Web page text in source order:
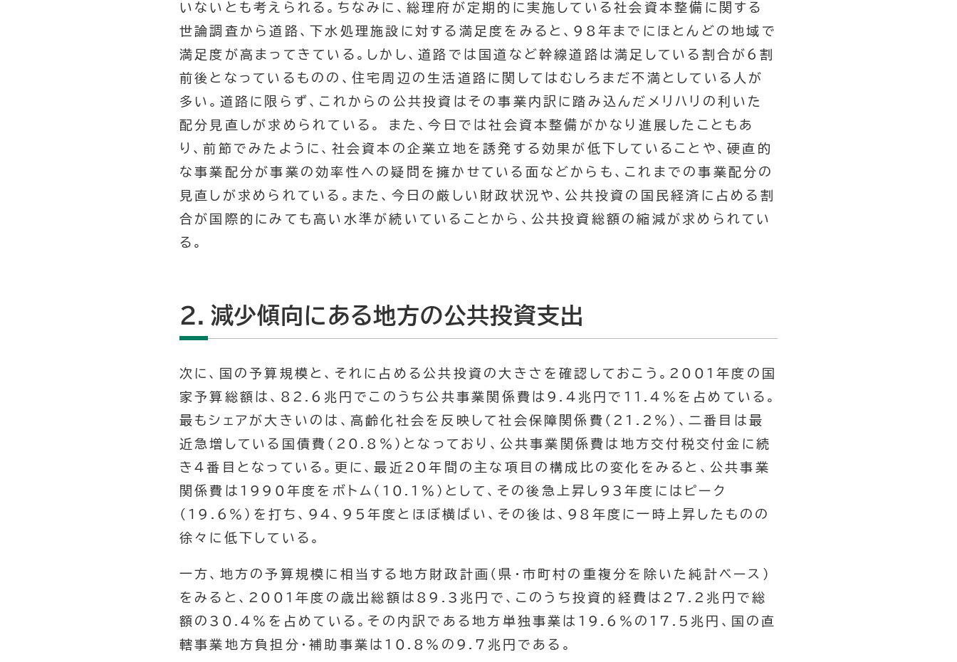
いないとも考えられる。ちなみに、総理府が定期的に実施している社会資本整備に関する
世論調査から道路、下水処理施設に対する満足度をみると、98年までにほとんどの地域で
満足度が高まってきている。しかし、道路では国道など幹線道路は満足している割合が6割
前後となっているものの、住宅周辺の生活道路に関してはむしろまだ不満としている人が
多い。道路に限らず、これからの公共投資はその事業内訳に踏み込んだメリハリの利いた
配分見直しが求められている。 また、今日では社会資本整備がかなり進展したこともあ
り、前節でみたように、社会資本の企業立地を誘発する効果が低下していることや、硬直的
な事業配分が事業の効率性への疑問を擁かせている面などからも、これまでの事業配分の
見直しが求められている。また、今日の厳しい財政状況や、公共投資の国民経済に占める割
合が国際的にみても高い水準が続いていることから、公共投資総額の縮減が求められてい
る。
２．減少傾向にある地方の公共投資支出
次に、国の予算規模と、それに占める公共投資の大きさを確認しておこう。2001年度の国
家予算総額は、82.6兆円でこのうち公共事業関係費は9.4兆円で11.4％を占めている。
最もシェアが大きいのは、高齢化社会を反映して社会保障関係費（21.2％）、二番目は最
近急増している国債費（20.8％）となっており、公共事業関係費は地方交付税交付金に続
き４番目となっている。更に、最近20年間の主な項目の構成比の変化をみると、公共事業
関係費は1990年度をボトム（10.1％）として、その後急上昇し93年度にはピーク
（19.6％）を打ち、94、95年度とほぼ横ばい、その後は、98年度に一時上昇したものの
徐々に低下している。
一方、地方の予算規模に相当する地方財政計画（県・市町村の重複分を除いた純計ベース）
をみると、2001年度の歳出総額は89.3兆円で、このうち投資的経費は27.2兆円で総
額の30.4％を占めている。その内訳である地方単独事業は19.6％の17.5兆円、国の直
轄事業地方負担分・補助事業は10.8％の9.7兆円である。